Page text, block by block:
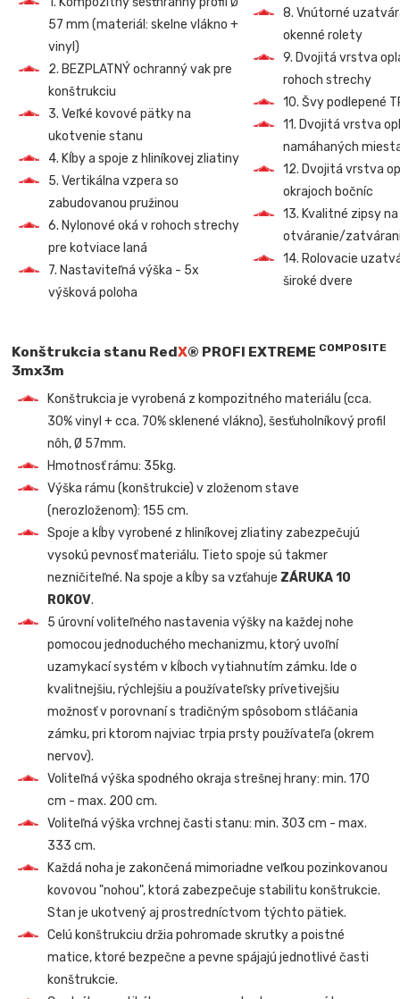
57 mm (materiál: skelne vlákno +
vinyl)
2. BEZPLATNÝ ochranný vak pre
konštrukciu
3. Veľké kovové pätky na
ukotvenie stanu
4. Kĺby a spoje z hliníkovej zliatiny
5. Vertikálna vzpera so
zabudovanou pružinou
6. Nylonové oká v rohoch strechy
pre kotviace laná
7. Nastaviteľná výška - 5x
výšková poloha
8. Vnútorné
okenné rolety
9. Dvojitá vrstva
rohoch strechy
10. Švy podlepené
11. Dvojitá vrstva
namáhaných
12. Dvojitá vrstva
okrajoch bočníc
13. Kvalitné zipsy na
otváranie/
14. Rolovacie
široké dvere
Konštrukcia stanu RedX® PROFI EXTREME COMPOSITE
3mx3m
Konštrukcia je vyrobená z kompozitného materiálu (cca.
30% vinyl + cca. 70% sklenené vlákno), šesťuholníkový profil
nôh, Ø 57mm.
Hmotnosť rámu: 35kg.
Výška rámu (konštrukcie) v zloženom stave
(nerozloženom): 155 cm.
Spoje a kĺby vyrobené z hliníkovej zliatiny zabezpečujú
vysokú pevnosť materiálu. Tieto spoje sú takmer
nezničiteľné. Na spoje a kĺby sa vzťahuje ZÁRUKA 10
ROKOV.
5 úrovní voliteľného nastavenia výšky na každej nohe
pomocou jednoduchého mechanizmu, ktorý uvoľní
uzamykací systém v kĺboch vytiahnutím zámku. Ide o
kvalitnejšiu, rýchlejšiu a používateľsky prívetivejšiu
možnosť v porovnaní s tradičným spôsobom stláčania
zámku, pri ktorom najviac trpia prsty používateľa (okrem
nervov).
Voliteľná výška spodného okraja strešnej hrany: min. 170
cm - max. 200 cm.
Voliteľná výška vrchnej časti stanu: min. 303 cm - max.
333 cm.
Každá noha je zakončená mimoriadne veľkou pozinkovanou
kovovou "nohou", ktorá zabezpečuje stabilitu konštrukcie.
Stan je ukotvený aj prostredníctvom týchto pätiek.
Celú konštrukciu držia pohromade skrutky a poistné
matice, ktoré bezpečne a pevne spájajú jednotlivé časti
konštrukcie.